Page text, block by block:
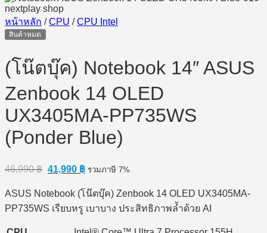
หน้าหลัก / CPU / CPU Intel
สินค้าหมด
(โน๊ตบุ๊ค) Notebook 14″ ASUS
Zenbook 14 OLED
UX3405MA-PP735WS
(Ponder Blue)
46,990฿ Original
price
was:
46,990 ฿.
41,990 ฿Current
price
is:
41,990 ฿.
รวมภาษี 7%
ASUS Notebook (โน๊ตบุ๊ค) Zenbook 14 OLED UX3405MA-
PP735WS เรียบหรู เบาบาง ประสิทธิภาพล้ำด้วย AI